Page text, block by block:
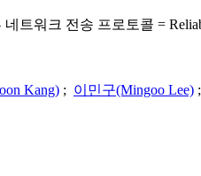
트워크 전송 프로토콜 =
Kang) ; 이민구(Mingoo Lee) ;